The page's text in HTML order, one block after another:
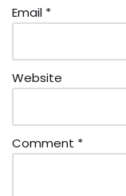
Email *
Website
Comment *